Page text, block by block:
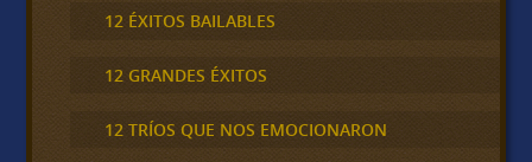
12 ÉXITOS BAILABLES
12 GRANDES ÉXITOS
12 TRÍOS QUE NOS EMOCIONARON